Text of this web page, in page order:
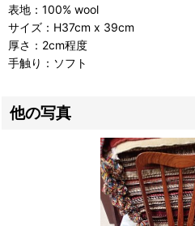
表地：100% wool
サイズ：H37cm x 39cm
厚さ：2cm程度
手触り：ソフト
他の写真